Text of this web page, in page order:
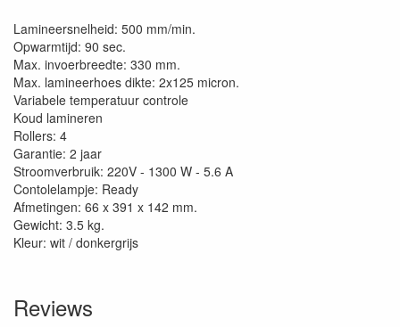
Lamineersnelheid: 500 mm/min.
Opwarmtijd: 90 sec.
Max. invoerbreedte: 330 mm.
Max. lamineerhoes dikte: 2x125 micron.
Variabele temperatuur controle
Koud lamineren
Rollers: 4
Garantie: 2 jaar
Stroomverbruik: 220V - 1300 W - 5.6 A
Contolelampje: Ready
Afmetingen: 66 x 391 x 142 mm.
Gewicht: 3.5 kg.
Kleur: wit / donkergrijs
Reviews